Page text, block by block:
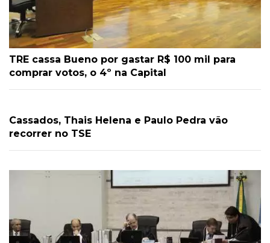
TRE cassa Bueno por gastar R$ 100 mil para
comprar votos, o 4º na Capital
Cassados, Thais Helena e Paulo Pedra vão
recorrer no TSE